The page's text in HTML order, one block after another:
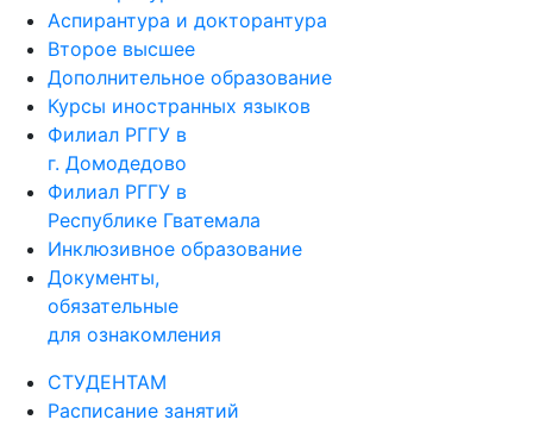
Аспирантура и докторантура
Второе высшее
Дополнительное образование
Курсы иностранных языков
Филиал РГГУ в
г. Домодедово
Филиал РГГУ в
Республике Гватемала
Инклюзивное образование
Документы,
обязательные
для ознакомления
СТУДЕНТАМ
Расписание занятий